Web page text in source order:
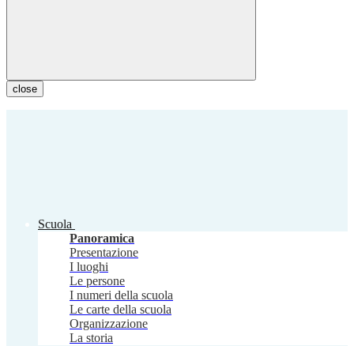
close
Scuola
Panoramica
Presentazione
I luoghi
Le persone
I numeri della scuola
Le carte della scuola
Organizzazione
La storia